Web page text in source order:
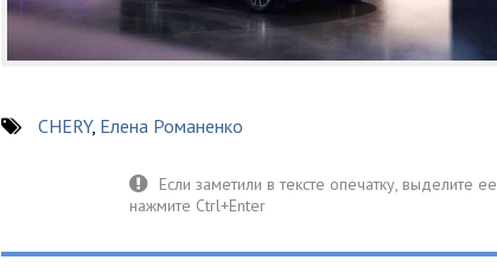
CHERY, Елена Романенко